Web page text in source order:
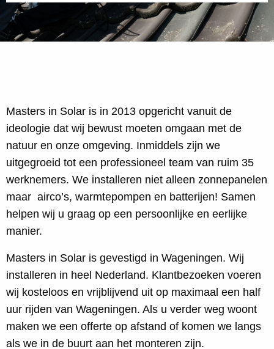
Masters in Solar is in 2013 opgericht vanuit de
ideologie dat wij bewust moeten omgaan met de
natuur en onze omgeving. Inmiddels zijn we
uitgegroeid tot een professioneel team van ruim 35
werknemers. We installeren niet alleen zonnepanelen
maar airco’s, warmtepompen en batterijen! Samen
helpen wij u graag op een persoonlijke en eerlijke
manier.
Masters in Solar is gevestigd in Wageningen. Wij
installeren in heel Nederland. Klantbezoeken voeren
wij kosteloos en vrijblijvend uit op maximaal een half
uur rijden van Wageningen. Als u verder weg woont
maken we een offerte op afstand of komen we langs
als we in de buurt aan het monteren zijn.